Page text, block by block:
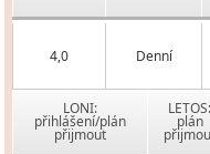
4,0 Denní
LONI:
přihlášení/plán
přijmout
LETOS:
plán